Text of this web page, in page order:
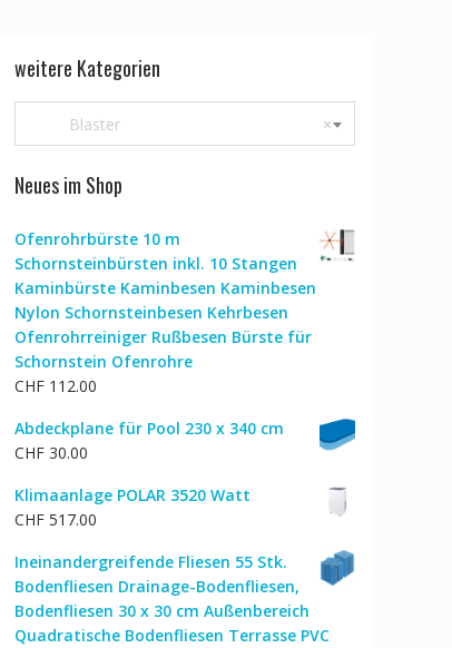
weitere Kategorien
×
Blaster
Neues im Shop
Ofenrohrbürste 10 m
Schornsteinbürsten inkl. 10 Stangen
Kaminbürste Kaminbesen Kaminbesen
Nylon Schornsteinbesen Kehrbesen
Ofenrohrreiniger Rußbesen Bürste für
Schornstein Ofenrohre
CHF 112.00
Abdeckplane für Pool 230 x 340 cm
CHF 30.00
Klimaanlage POLAR 3520 Watt
CHF 517.00
Ineinandergreifende Fliesen 55 Stk.
Bodenfliesen Drainage-Bodenfliesen,
Bodenfliesen 30 x 30 cm Außenbereich
Quadratische Bodenfliesen Terrasse PVC